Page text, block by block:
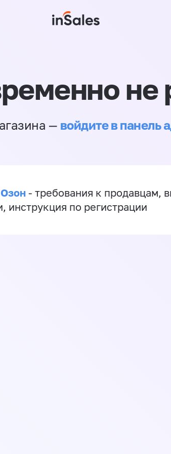
не
— войдите в панель
- требования к продавцам,
инструкция по регистрации